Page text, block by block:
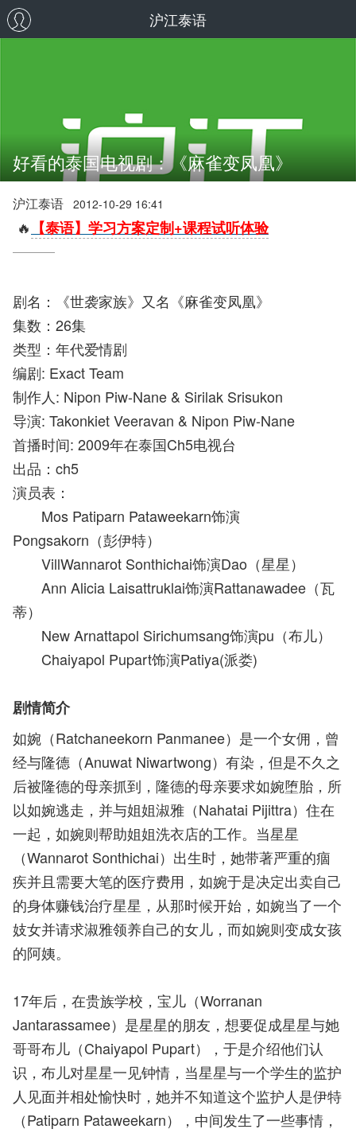
沪江泰语
好看的泰国电视剧：《麻雀变凤凰》
沪江泰语 2012-10-29 16:41
🔥 【泰语】学习方案定制+课程试听体验
剧名：《世袭家族》又名《麻雀变凤凰》
集数：26集
类型：年代爱情剧
编剧: Exact Team
制作人: Nipon Piw-Nane & Sirilak Srisukon
导演: Takonkiet Veeravan & Nipon Piw-Nane
首播时间: 2009年在泰国Ch5电视台
出品：ch5
演员表：
Mos Patiparn Pataweekarn饰演
Pongsakorn（彭伊特）
VillWannarot Sonthichai饰演Dao（星星）
Ann Alicia Laisattruklai饰演Rattanawadee（瓦
蒂）
New Arnattapol Sirichumsang饰演pu（布儿）
Chaiyapol Pupart饰演Patiya(派娄)
剧情简介
如婉（Ratchaneekorn Panmanee）是一个女佣，曾
经与隆德（Anuwat Niwartwong）有染，但是不久之
后被隆德的母亲抓到，隆德的母亲要求如婉堕胎，所
以如婉逃走，并与姐姐淑雅（Nahatai Pijittra）住在
一起，如婉则帮助姐姐洗衣店的工作。当星星
（Wannarot Sonthichai）出生时，她带著严重的痼
疾并且需要大笔的医疗费用，如婉于是决定出卖自己
的身体赚钱治疗星星，从那时候开始，如婉当了一个
妓女并请求淑雅领养自己的女儿，而如婉则变成女孩
的阿姨。
17年后，在贵族学校，宝儿（Worranan
Jantarassamee）是星星的朋友，想要促成星星与她
哥哥布儿（Chaiyapol Pupart），于是介绍他们认
识，布儿对星星一见钟情，当星星与一个学生的监护
人见面并相处愉快时，她并不知道这个监护人是伊特
（Patiparn Pataweekarn），中间发生了一些事情，